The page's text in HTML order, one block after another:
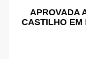
APROVADA
CASTILHO EM